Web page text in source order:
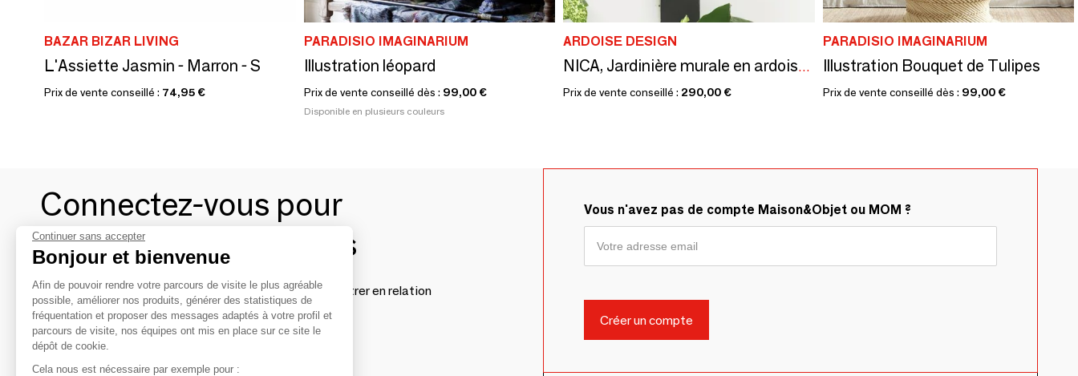
BAZAR BIZAR LIVING
L'Assiette Jasmin - Marron - S
Prix de vente conseillé : 74,95 €
PARADISIO IMAGINARIUM
Illustration léopard
Prix de vente conseillé dès : 99,00 €
Disponible en plusieurs couleurs
ARDOISE DESIGN
NICA, Jardinière murale en ardoise naturelle
Prix de vente conseillé : 290,00 €
PARADISIO IMAGINARIUM
Illustration Bouquet de Tulipes
Prix de vente conseillé dès : 99,00 €
Connectez-vous pour
contacter les marques
Afin de profiter au mieux de l'expérience MOM et de rentrer en relation
avec vos marques préférées, créez-vous un compte.
Découvrir
Vous n'avez pas de compte Maison&Objet ou MOM ?
Continuer sans accepter
Bonjour et bienvenue
Afin de pouvoir rendre votre parcours de visite le plus agréable
possible, améliorer nos produits, générer des statistiques de
fréquentation et proposer des messages adaptés à votre profil et
parcours de visite, nos équipes ont mis en place sur ce site le
dépôt de cookie.
Cela nous est nécessaire par exemple pour :